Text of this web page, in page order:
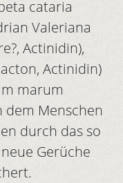
cataria
Valeriana
Actinidin),
Actinidin)
marum
dem Menschen
durch das so
Gerüche